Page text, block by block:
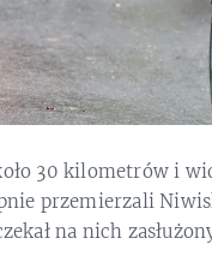
30 kilometrów i
przemierzali
na nich